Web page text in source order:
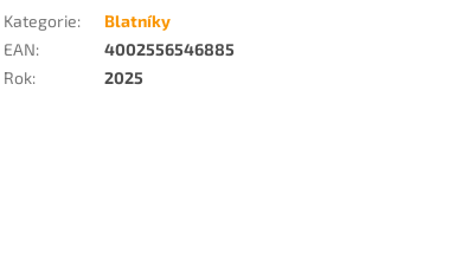
Kategorie:
Blatníky
EAN:
4002556546885
Rok: 2025